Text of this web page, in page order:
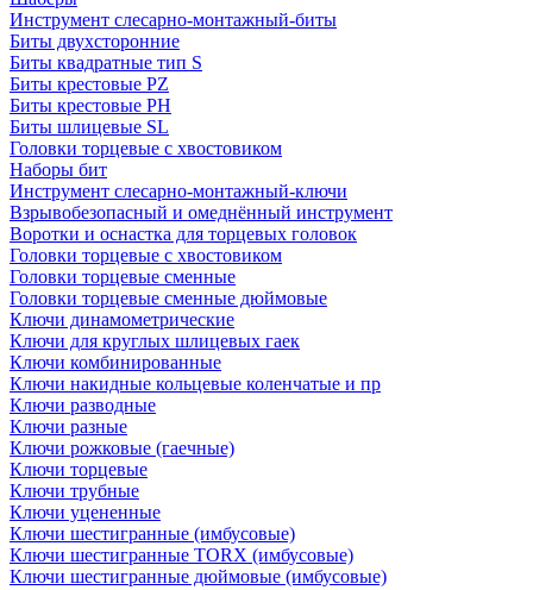
Инструмент слесарно-монтажный-биты
Биты двухсторонние
Биты квадратные тип S
Биты крестовые РZ
Биты крестовые РН
Биты шлицевые SL
Головки торцевые с хвостовиком
Наборы бит
Инструмент слесарно-монтажный-ключи
Взрывобезопасный и омеднённый инструмент
Воротки и оснаcтка для торцевых головок
Головки торцевые с хвостовиком
Головки торцевые сменные
Головки торцевые сменные дюймовые
Ключи динамометрические
Ключи для круглых шлицевых гаек
Ключи комбинированные
Ключи накидные кольцевые коленчатые и пр
Ключи разводные
Ключи разные
Ключи рожковые (гаечные)
Ключи торцевые
Ключи трубные
Ключи уцененные
Ключи шестигранные (имбусовые)
Ключи шестигранные TORX (имбусовые)
Ключи шестигранные дюймовые (имбусовые)